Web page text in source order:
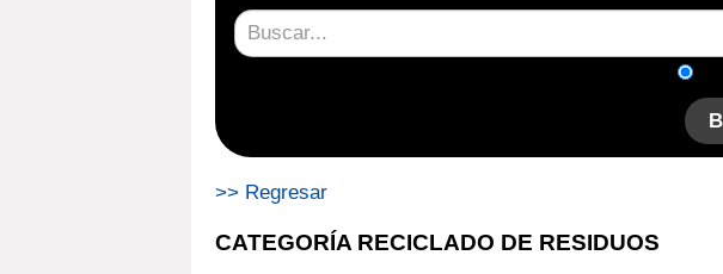
>> Regresar
CATEGORÍA RECICLADO DE RESIDUOS